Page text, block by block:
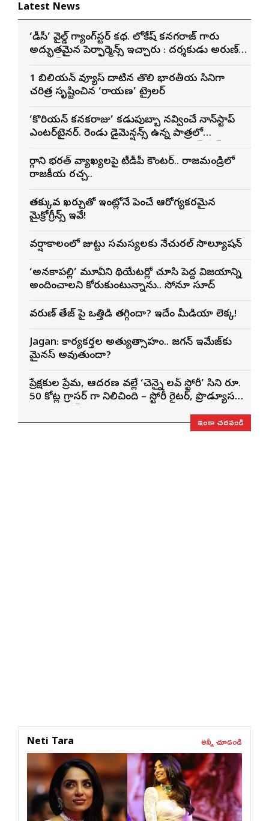
Latest News
‘డీసీ’ వైల్డ్ గ్యాంగ్‌స్టర్ కథ. లోకేష్ కనగరాజ్ గారు
అద్భుతమైన పెర్ఫార్మెన్స్ ఇచ్చారు : దర్శకుడు అరుణ్
1 బిలియన్ వ్యూస్ దాటిన తొలి భారతీయ సినిమాగా
చరిత్ర సృష్టించిన ‘రామాయణ’ ట్రైలర్
‘కొరియన్ కనకరాజు’ కడుపుబ్బా నవ్వించే నాన్‌స్టాప్
ఎంటర్‌టైనర్. రెండు డైమెన్షన్స్ ఉన్న పాత్రలో
మార్గాని భరత్ వ్యాఖ్యలపై టీడీపీ కౌంటర్.. రాజమండ్రిలో
రాజకీయ రచ్చ..
తక్కువ ఖర్చుతో ఇంట్లోనే పెంచే ఆరోగ్యకరమైన
మైక్రోగ్రీన్స్ ఇవే!
వర్షాకాలంలో జుట్టు సమస్యలకు నేచురల్ సొల్యూషన్
‘అనకాపల్లి’ మూవీని థియేటర్లో చూసి పెద్ద విజయాన్ని
అందించాలని కోరుకుంటున్నాను.. సోనూ సూద్
వరుణ్ తేజ్‌ పై ఒత్తిడి తగ్గిందా? ఇదేం మీడియా లెక్క!
Jagan: కార్యకర్తల అత్యుత్సాహం.. జగన్ ఇమేజ్‌కు
మైనస్ అవుతుందా?
ప్రేక్షకుల ప్రేమ, ఆదరణ వల్లే ‘చెన్నై లవ్ స్టోరీ’ సినిమా రూ.
50 కోట్ల గ్రాసర్ గా నిలిచింది – స్టోరీ రైటర్, ప్రొడ్యూసర్
ఇంకా చదవండి
Neti Tara అన్నీ చూడండి